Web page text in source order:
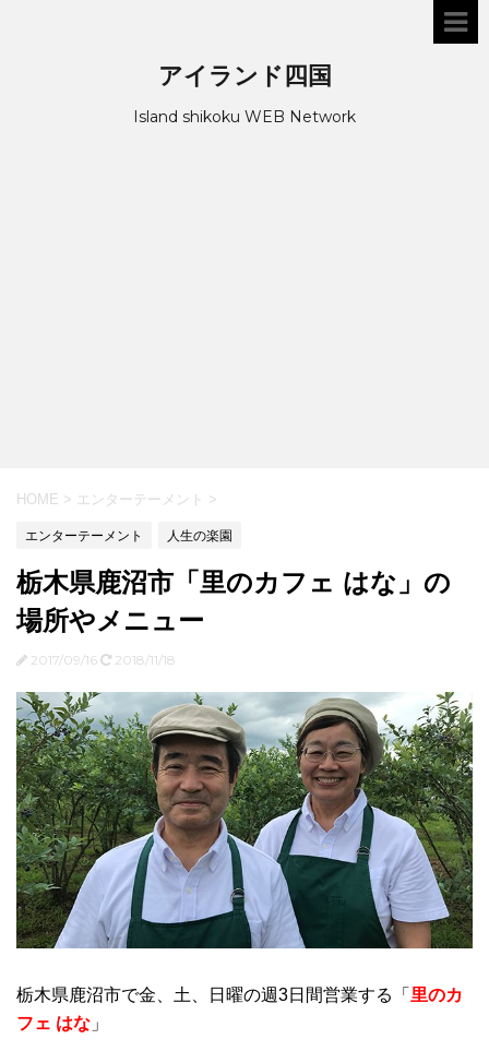
アイランド四国
Island shikoku WEB Network
HOME > エンターテーメント >
エンターテーメント 人生の楽園
栃木県鹿沼市「里のカフェ はな」の
場所やメニュー
2017/09/16 2018/11/18
栃木県鹿沼市で金、土、日曜の週3日間営業する「 里のカ
フェ はな 」